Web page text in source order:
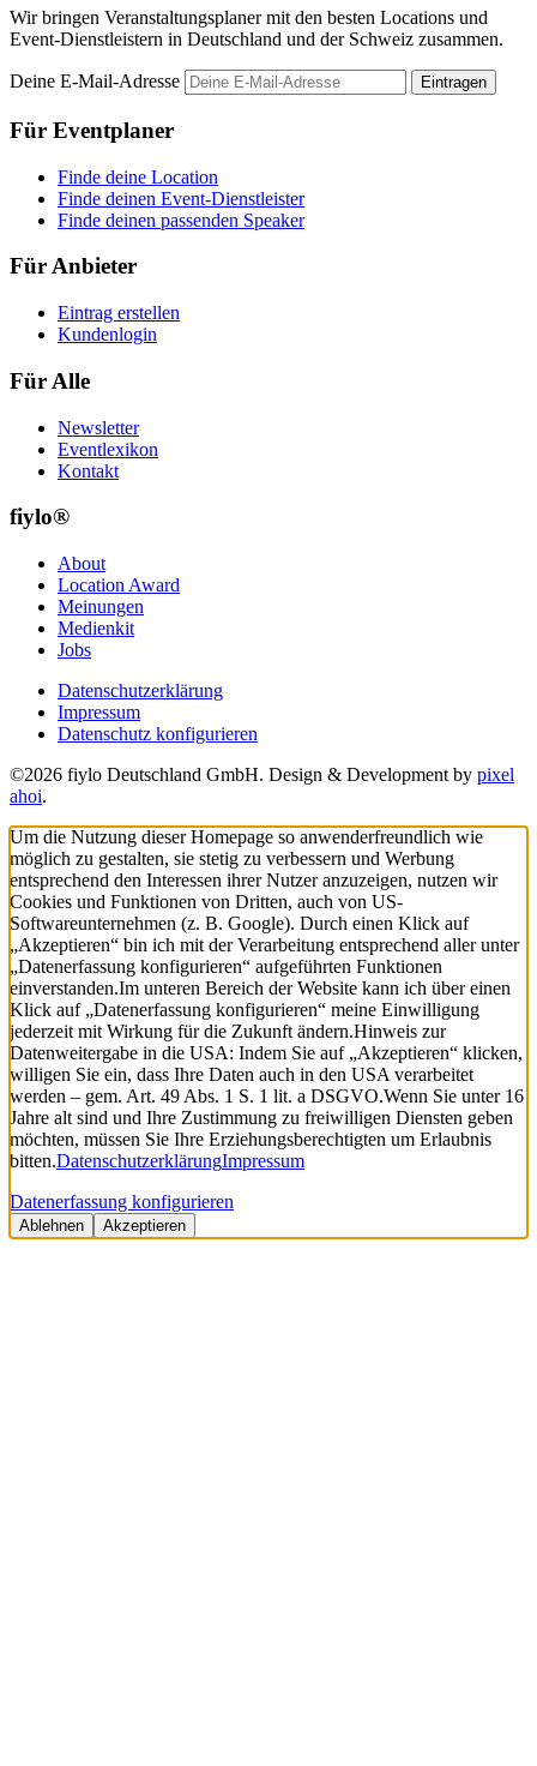
Wir bringen Veranstaltungsplaner mit den besten Locations und
Event-Dienstleistern in Deutschland und der Schweiz zusammen.
Deine E-Mail-Adresse Eintragen
Für Eventplaner
Finde deine Location
Finde deinen Event-Dienstleister
Finde deinen passenden Speaker
Für Anbieter
Eintrag erstellen
Kundenlogin
Für Alle
Newsletter
Eventlexikon
Kontakt
fiylo®
About
Location Award
Meinungen
Medienkit
Jobs
Datenschutzerklärung
Impressum
Datenschutz konfigurieren
©2026 fiylo Deutschland GmbH. Design & Development by pixel
ahoi.
Um die Nutzung dieser Homepage so anwenderfreundlich wie
möglich zu gestalten, sie stetig zu verbessern und Werbung
entsprechend den Interessen ihrer Nutzer anzuzeigen, nutzen wir
Cookies und Funktionen von Dritten, auch von US-
Softwareunternehmen (z. B. Google). Durch einen Klick auf
„Akzeptieren“ bin ich mit der Verarbeitung entsprechend aller unter
„Datenerfassung konfigurieren“ aufgeführten Funktionen
einverstanden.Im unteren Bereich der Website kann ich über einen
Klick auf „Datenerfassung konfigurieren“ meine Einwilligung
jederzeit mit Wirkung für die Zukunft ändern.Hinweis zur
Datenweitergabe in die USA: Indem Sie auf „Akzeptieren“ klicken,
willigen Sie ein, dass Ihre Daten auch in den USA verarbeitet
werden – gem. Art. 49 Abs. 1 S. 1 lit. a DSGVO.Wenn Sie unter 16
Jahre alt sind und Ihre Zustimmung zu freiwilligen Diensten geben
möchten, müssen Sie Ihre Erziehungsberechtigten um Erlaubnis
bitten.DatenschutzerklärungImpressum
Datenerfassung konfigurieren
Ablehnen Akzeptieren